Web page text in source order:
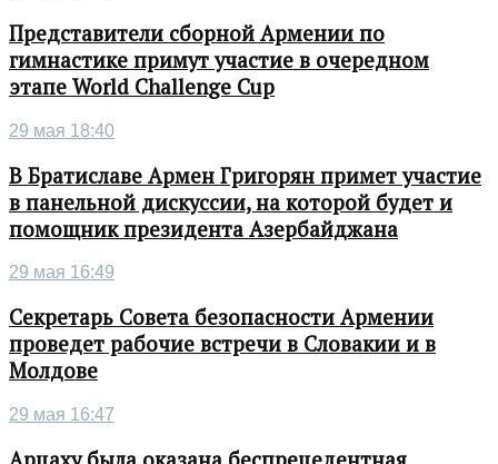
Представители сборной Армении по
гимнастике примут участие в очередном
этапе World Challenge Cup
29 мая 18:40
В Братиславе Армен Григорян примет участие
в панельной дискуссии, на которой будет и
помощник президента Азербайджана
29 мая 16:49
Секретарь Совета безопасности Армении
проведет рабочие встречи в Словакии и в
Молдове
29 мая 16:47